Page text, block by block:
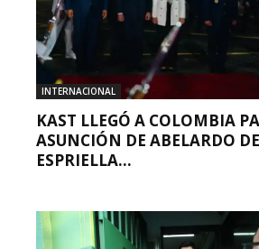
INTERNACIONAL
KAST LLEGÓ A COLOMBIA
ASUNCIÓN DE ABELARDO
ESPRIELLA...